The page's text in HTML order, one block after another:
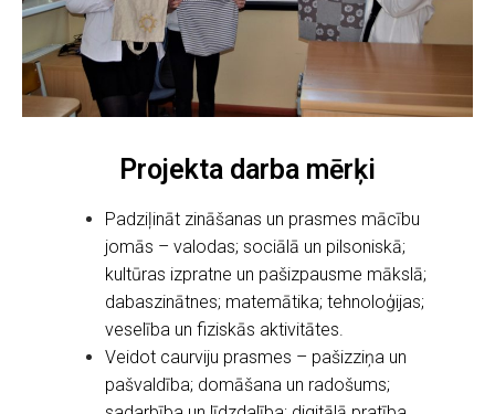
Projekta darba mērķi
Padziļināt zināšanas un prasmes mācību
jomās – valodas; sociālā un pilsoniskā;
kultūras izpratne un pašizpausme mākslā;
dabaszinātnes; matemātika; tehnoloģijas;
veselība un fiziskās aktivitātes.
Veidot caurviju prasmes – pašizziņa un
pašvaldība; domāšana un radošums;